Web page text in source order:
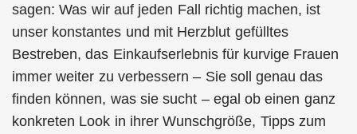
sagen: Was wir auf jeden Fall richtig machen, ist
unser konstantes und mit Herzblut gefülltes
Bestreben, das Einkaufserlebnis für kurvige Frauen
immer weiter zu verbessern – Sie soll genau das
finden können, was sie sucht – egal ob einen ganz
konkreten Look in ihrer Wunschgröße, Tipps zum